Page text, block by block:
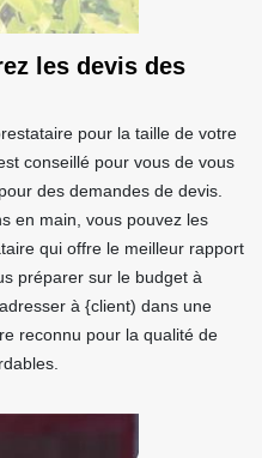
les devis des
pour la taille de votre
conseillé pour vous de vous
des demandes de devis.
en main, vous pouvez les
qui offre le meilleur rapport
préparer sur le budget à
à {client) dans une
reconnu pour la qualité de